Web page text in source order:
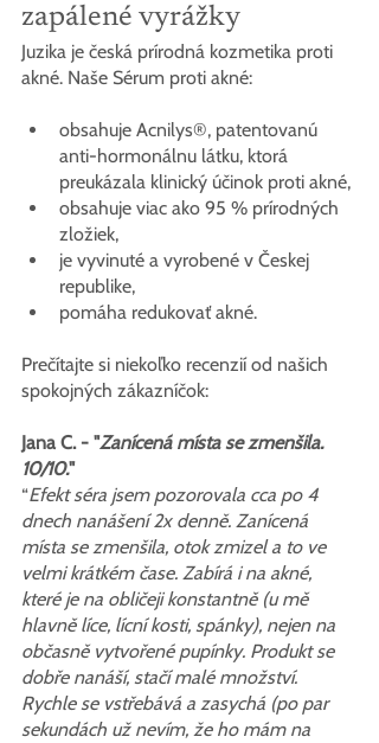
zapálené vyrážky
Juzika je česká prírodná kozmetika proti
akné. Naše Sérum proti akné:
obsahuje Acnilys®, patentovanú
anti-hormonálnu látku, ktorá
preukázala klinický účinok proti akné,
obsahuje viac ako 95 % prírodných
zložiek,
je vyvinuté a vyrobené v Českej
republike,
pomáha redukovať akné.
Prečítajte si niekoľko recenzií od našich
spokojných zákazníčok:
Jana C. - "Zanícená místa se zmenšila.
10/10."
“Efekt séra jsem pozorovala cca po 4
dnech nanášení 2x denně. Zanícená
místa se zmenšila, otok zmizel a to ve
velmi krátkém čase. Zabírá i na akné,
které je na obličeji konstantně (u mě
hlavně líce, lícní kosti, spánky), nejen na
občasně vytvořené pupínky. Produkt se
dobře nanáší, stačí malé množství.
Rychle se vstřebává a zasychá (po par
sekundách už nevím, že ho mám na